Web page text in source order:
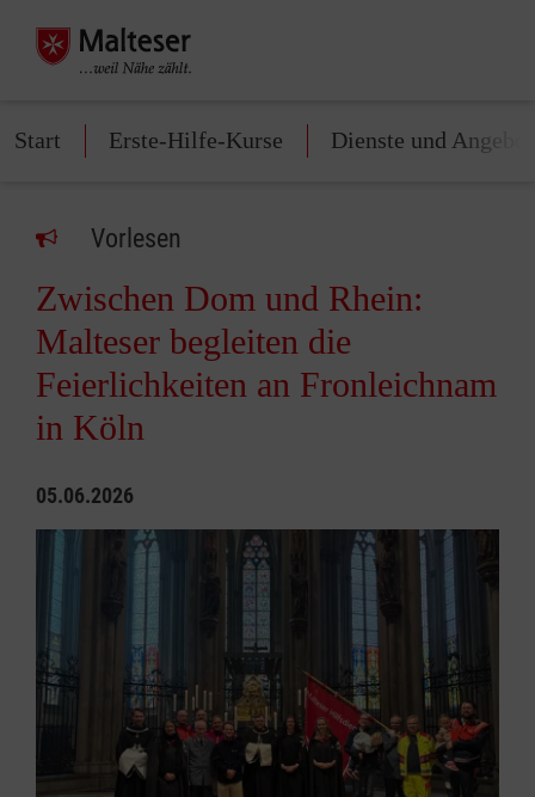
Start Erste-Hilfe-Kurse Dienste und
Vorlesen
Zwischen Dom und Rhein:
Malteser begleiten die
Feierlichkeiten an Fronleichnam
in Köln
05.06.2026